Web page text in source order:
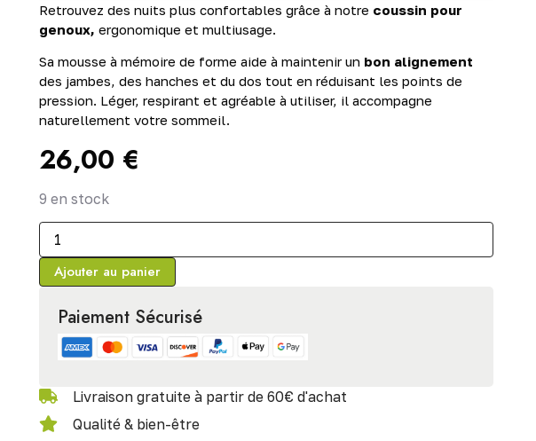
Retrouvez des nuits plus confortables grâce à notre coussin pour
genoux, ergonomique et multiusage.
Sa mousse à mémoire de forme aide à maintenir un bon alignement
des jambes, des hanches et du dos tout en réduisant les points de
pression. Léger, respirant et agréable à utiliser, il accompagne
naturellement votre sommeil.
26,00 €
9 en stock
Ajouter au panier
Paiement Sécurisé
Livraison gratuite à partir de 60€ d'achat
Qualité & bien-être